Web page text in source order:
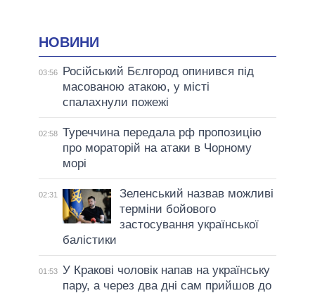
НОВИНИ
03:56
Російський Бєлгород опинився під
масованою атакою, у місті
спалахнули пожежі
02:58 Туреччина передала рф пропозицію
про мораторій на атаки в Чорному
морі
02:31
Зеленський назвав можливі
терміни бойового
застосування української
балістики
01:53 У Кракові чоловік напав на українську
пару, а через два дні сам прийшов до